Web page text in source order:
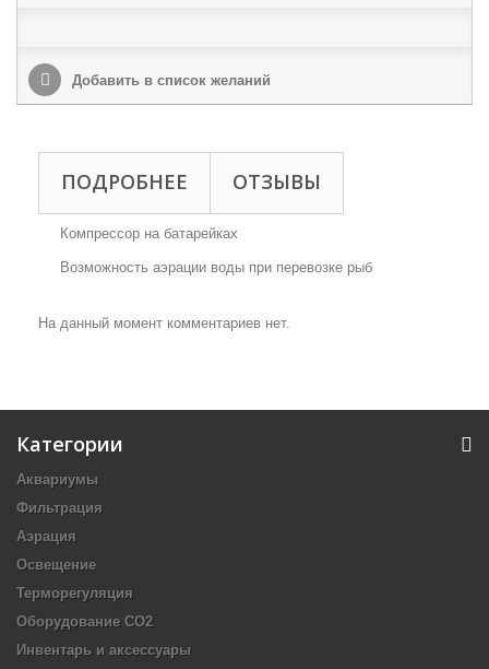
Добавить в список желаний
ПОДРОБНЕЕ ОТЗЫВЫ
Компрессор на батарейках
Возможность аэрации воды при перевозке рыб
На данный момент комментариев нет.
Категории
Аквариумы
Фильтрация
Аэрация
Освещение
Терморегуляция
Оборудование CO2
Инвентарь и аксессуары